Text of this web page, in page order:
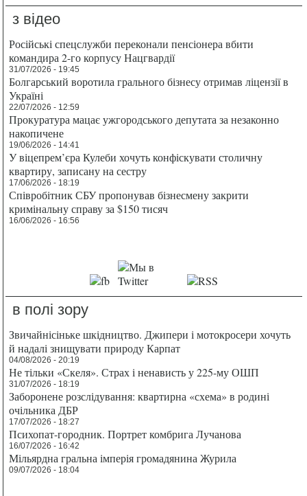
з відео
Російські спецслужби переконали пенсіонера вбити
командира 2-го корпусу Нацгвардії
31/07/2026 - 19:45
Болгарський воротила грального бізнесу отримав ліцензії в
Україні
22/07/2026 - 12:59
Прокуратура мацає ужгородського депутата за незаконно
накопичене
19/06/2026 - 14:41
У віцепрем’єра Кулеби хочуть конфіскувати столичну
квартиру, записану на сестру
17/06/2026 - 18:19
Співробітник СБУ пропонував бізнесмену закрити
кримінальну справу за $150 тисяч
16/06/2026 - 16:56
в полі зору
Звичайнісіньке шкідництво. Джипери і мотокросери хочуть
й надалі знищувати природу Карпат
04/08/2026 - 20:19
Не тільки «Скеля». Страх і ненависть у 225-му ОШП
31/07/2026 - 18:19
Заборонене розслідування: квартирна «схема» в родині
очільника ДБР
17/07/2026 - 18:27
Психопат-городник. Портрет комбрига Лучанова
16/07/2026 - 16:42
Мільярдна гральна імперія громадянина Журила
09/07/2026 - 18:04